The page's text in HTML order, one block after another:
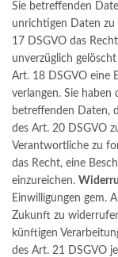
Sie betreffenden
unrichtigen Daten zu
17 DSGVO das
unverzüglich
Art. 18 DSGVO eine
verlangen. Sie haben
betreffenden Daten,
des Art. 20 DSGVO
Verantwortliche zu
das Recht, eine
einzureichen.
Einwilligungen gem.
Zukunft zu
künftigen
des Art. 21 DSGVO